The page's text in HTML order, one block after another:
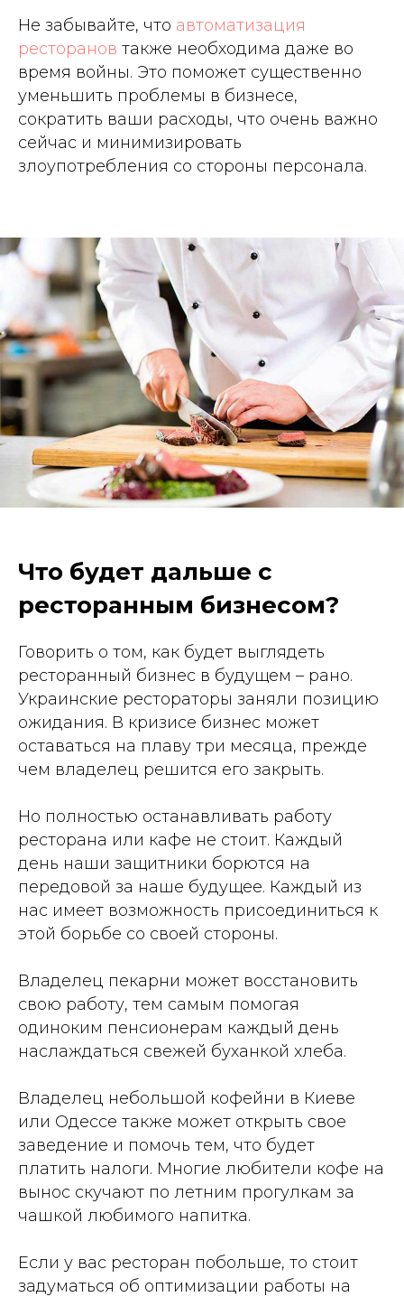
Не забывайте, что автоматизация
ресторанов также необходима даже во
время войны. Это поможет существенно
уменьшить проблемы в бизнесе,
сократить ваши расходы, что очень важно
сейчас и минимизировать
злоупотребления со стороны персонала.
Что будет дальше с
ресторанным бизнесом?
Говорить о том, как будет выглядеть
ресторанный бизнес в будущем – рано.
Украинские рестораторы заняли позицию
ожидания. В кризисе бизнес может
оставаться на плаву три месяца, прежде
чем владелец решится его закрыть.
Но полностью останавливать работу
ресторана или кафе не стоит. Каждый
день наши защитники борются на
передовой за наше будущее. Каждый из
нас имеет возможность присоединиться к
этой борьбе со своей стороны.
Владелец пекарни может восстановить
свою работу, тем самым помогая
одиноким пенсионерам каждый день
наслаждаться свежей буханкой хлеба.
Владелец небольшой кофейни в Киеве
или Одессе также может открыть свое
заведение и помочь тем, что будет
платить налоги. Многие любители кофе на
вынос скучают по летним прогулкам за
чашкой любимого напитка.
Если у вас ресторан побольше, то стоит
задуматься об оптимизации работы на